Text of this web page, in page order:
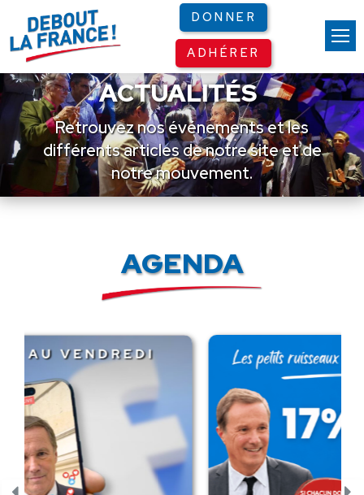
DONNER
ADHÉRER
ACTUALITÉS
Retrouvez nos événements et les
différents articles de notre site et de
notre mouvement.
AGENDA
Panneau de gestion des cookies